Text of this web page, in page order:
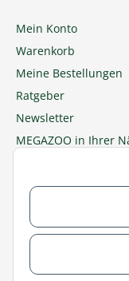
Mein Konto
Warenkorb
Meine Bestellungen
Ratgeber
Newsletter
MEGAZOO in Ihrer
Zu MEGAZOO-
Versandpartner &